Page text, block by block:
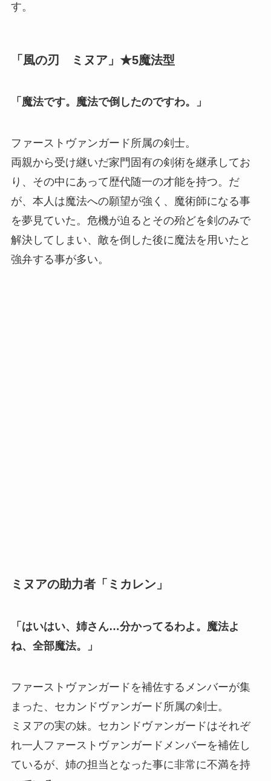
す。
「風の刃 ミヌア」★5魔法型
「魔法です。魔法で倒したのですわ。」
ファーストヴァンガード所属の剣士。
両親から受け継いだ家門固有の剣術を継承してお
り、その中にあって歴代随一の才能を持つ。だ
が、本人は魔法への願望が強く、魔術師になる事
を夢見ていた。危機が迫るとその殆どを剣のみで
解決してしまい、敵を倒した後に魔法を用いたと
強弁する事が多い。
ミヌアの助力者「ミカレン」
「はいはい、姉さん…分かってるわよ。魔法よ
ね、全部魔法。」
ファーストヴァンガードを補佐するメンバーが集
まった、セカンドヴァンガード所属の剣士。
ミヌアの実の妹。セカンドヴァンガードはそれぞ
れ一人ファーストヴァンガードメンバーを補佐し
ているが、姉の担当となった事に非常に不満を持